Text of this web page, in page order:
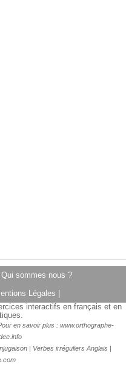
Qui sommes nous ?
Légales
interactifs en français et en
en savoir plus : www.orthographe-
| Verbes irréguliers Anglais |